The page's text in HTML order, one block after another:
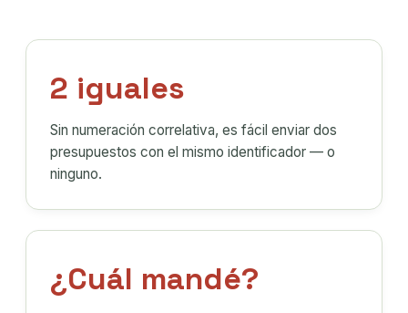
2 iguales
Sin numeración correlativa, es fácil enviar dos
presupuestos con el mismo identificador — o
ninguno.
¿Cuál mandé?